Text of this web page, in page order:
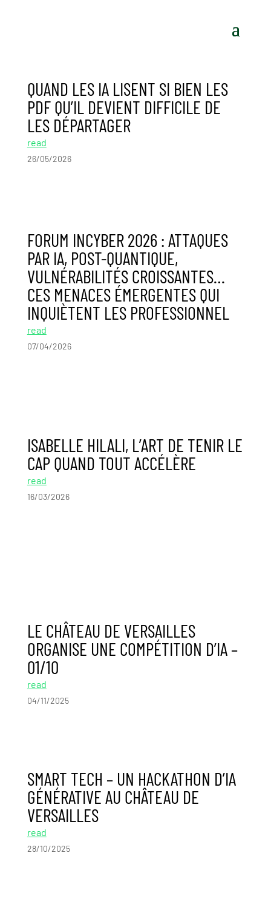
QUAND LES IA LISENT SI BIEN LES
PDF QU’IL DEVIENT DIFFICILE DE
LES DÉPARTAGER
read
26/05/2026
FORUM INCYBER 2026 : ATTAQUES
PAR IA, POST-QUANTIQUE,
VULNÉRABILITÉS CROISSANTES…
CES MENACES ÉMERGENTES QUI
INQUIÈTENT LES PROFESSIONNEL
read
07/04/2026
ISABELLE HILALI, L’ART DE TENIR LE
CAP QUAND TOUT ACCÉLÈRE
read
16/03/2026
LE CHÂTEAU DE VERSAILLES
ORGANISE UNE COMPÉTITION D’IA –
01/10
read
04/11/2025
SMART TECH – UN HACKATHON D’IA
GÉNÉRATIVE AU CHÂTEAU DE
VERSAILLES
read
28/10/2025